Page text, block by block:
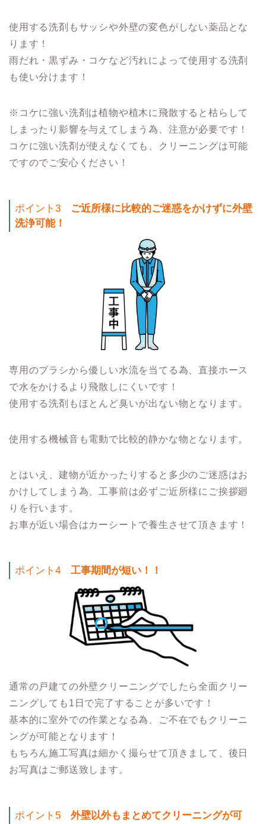
使用する洗剤もサッシや外壁の変色がしない薬品とな
ります！
雨だれ・黒ずみ・コケなど汚れによって使用する洗剤
も使い分けます！
※コケに強い洗剤は植物や植木に飛散すると枯らして
しまったり影響を与えてしまう為、注意が必要です！
コケに強い洗剤が使えなくても、クリーニングは可能
ですのでご安心ください！
ポイント3
ご近所様に比較的ご迷惑をかけずに外壁
洗浄可能！
専用のブラシから優しい水流を当てる為、直接ホース
で水をかけるより飛散しにくいです！
使用する洗剤もほとんど臭いが出ない物となります。
使用する機械音も電動で比較的静かな物となります。
とはいえ、建物が近かったりすると多少のご迷惑はお
かけしてしまう為、工事前は必ずご近所様にご挨拶廻
りを行います。
お車が近い場合はカーシートで養生させて頂きます！
ポイント4 工事期間が短い！！
通常の戸建ての外壁クリーニングでしたら全面クリー
ニングしても1日で完了することが多いです！
基本的に室外での作業となる為、ご不在でもクリーニ
ングが可能となります！
もちろん施工写真は細かく撮らせて頂きまして、後日
お写真はご郵送致します。
ポイント5
外壁以外もまとめてクリーニングが可